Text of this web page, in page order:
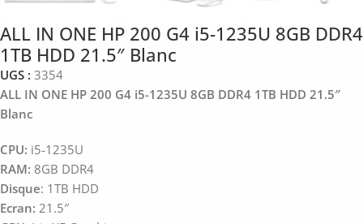
ALL IN ONE HP 200 G4 i5-1235U 8GB DDR4
1TB HDD 21.5″ Blanc
UGS : 3354
ALL IN ONE HP 200 G4 i5-1235U 8GB DDR4 1TB HDD 21.5″
Blanc
CPU: i5-1235U
RAM: 8GB DDR4
Disque: 1TB HDD
Ecran: 21.5″